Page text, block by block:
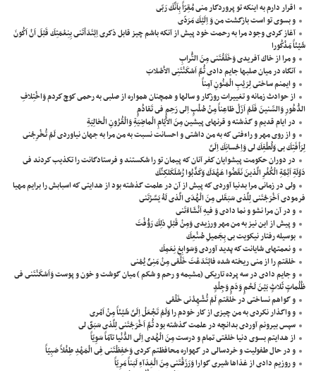
اقرار دارم به اينكه تو پروردگار منى مُقِرّاً بِاَنَّكَ رَبّى
و بسوى تو است بازگشت من وَ اِلَيْكَ مَرَدّى
آغاز كردى وجود مرا به رحمت خود پيش از آنكه باشم چيز قابل ذكرى اِبْتَدَاْتَنى بِنِعْمَتِكَ قَبْلَ اَنْ اَكُونَ
شَيْئاً مَذْكُورا
و مرا از خاك آفريدى وَخَلَقْتَنى مِنَ التُّرابِ
آنگاه در ميان صلبها جايم دادى ثُمَّ اَسْكَنْتَنِى الاَْصْلابَ
و ايمنم ساختى لِرَيْبِ الْمَنُونِ آمِناً
از حوادث زمانه و تغييرات روزگار و سالها و همچنان همواره از صلبى به رحمى كوچ كردم وَاخْتِلافِ
الدُّهُورِ وَالسِّنينَ فَلَمْ اَزَلْ ظاعِناً مِنْ صُلْبٍ اِلى رَحِمٍ فى تَقادُمٍ
در ايام قديم و گذشته و قرنهاى پيشين مِنَ الاَْيّامِ الْماضِيَةِ وَالْقُرُونِ الْخالِيَةِ
و از روى مهر و راءفتى كه به من داشتى و احسانت نسبت به من مرا به جهان نياوردى لَمْ تُخْرِجْنى
لِرَاْفَتِكَ بى وَلُطْفِكَ لى وَاِحْسانِكَ اِلَىَّ
در دوران حكومت پيشوايان كفر آنان كه پيمان تو را شكستند و فرستادگانت را تكذيب كردند فى
دَوْلَةِ اَئِمَّةِ الْكُفْرِ الَّذينَ نَقَضُوا عَهْدَكَ وَكَذَّبُوا رُسُلَكَلكِنَّكَ
ولى در زمانى مرا بدنيا آوردى كه پيش از آن در علمت گذشته بود از هدايتى كه اسبابش را برايم مهيا
فرمودى اَخْرَجْتَنى لِلَّذى سَبَقَلى مِنَ الْهُدَى الَّذى لَهُ يَسَّرْتَنى
و در آن مرا نشو و نما دادى وَ فيهِ اَنْشَاءْتَنى
و پيش از اين نيز به من مهر ورزيدى وَمِنْ قَبْلِ ذلِكَ رَؤُفْتَ
بوسيله رفتار نيكويت بى بِجَميلِ صُنْعِكَ
و نعمتهاى شايانت كه پديد آوردى وَسَوابِغِ نِعَمِكَ
خلقتم را از منى ريخته شده فابْتَدَعْتَ خَلْقى مِنْ مَنِىٍّ يُمْنى
و جايم دادى در سه پرده تاريكى (مشيمه و رحم و شكم ) ميان گوشت و خون و پوست وَاَسْكَنْتَنى فى
ظُلُماتٍ ثَلاثٍ بَيْنَ لَحْمٍ وَدَمٍ وَجِلْدٍ
و گواهم نساختى در خلقتم لَمْ تُشْهِدْنى خَلْقى
و واگذار نكردى به من چيزى از كار خودم را وَلَمْ تَجْعَلْ اِلَىَّ شَيْئاً مِنْ اَمْرى
سپس بيرونم آوردى بدانچه در علمت گذشته بود ثُمَّ اَخْرَجْتَنى لِلَّذى سَبَقَ لى
از هدايتم بسوى دنيا خلقتى تمام و درست مِنَ الْهُدى اِلَى الدُّنْيا تآمّاً سَوِيّاً
و در حال طفوليت و خردسالى در گهواره محافظتم كردى وَحَفِظْتَنى فِى الْمَهْدِ طِفْلاً صَبِيّاً
و روزيم دادى از غذاها شيرى گوارا وَرَزَقْتَنى مِنَ الْغِذآءِ لَبَناً مَرِيّاً